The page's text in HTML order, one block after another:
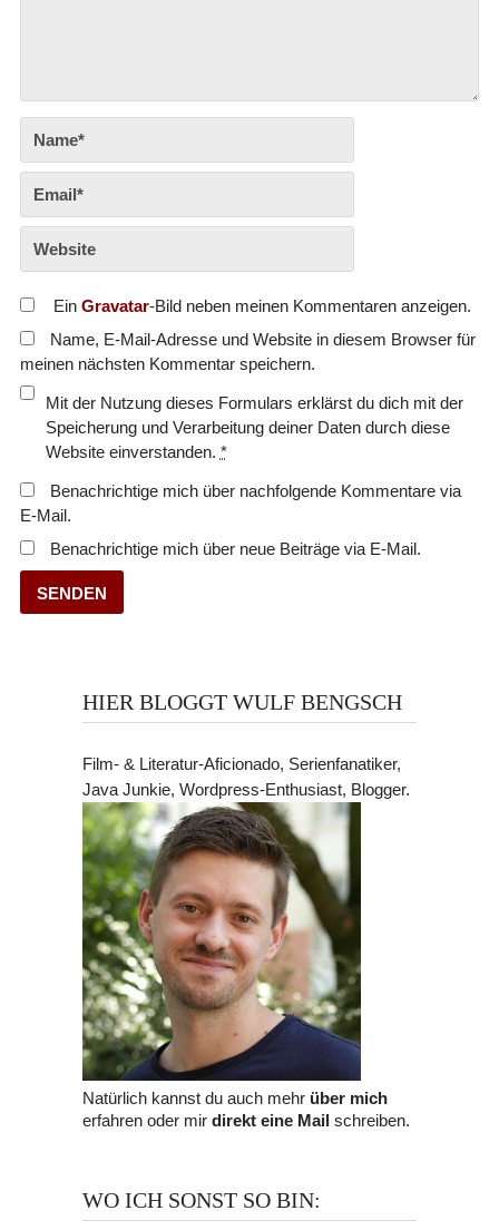
Ein Gravatar-Bild neben meinen Kommentaren anzeigen.
Name, E-Mail-Adresse und Website in diesem Browser für
meinen nächsten Kommentar speichern.
Mit der Nutzung dieses Formulars erklärst du dich mit der
Speicherung und Verarbeitung deiner Daten durch diese
Website einverstanden. *
Benachrichtige mich über nachfolgende Kommentare via
E-Mail.
Benachrichtige mich über neue Beiträge via E-Mail.
HIER BLOGGT WULF BENGSCH
Film- & Literatur-Aficionado, Serienfanatiker,
Java Junkie, Wordpress-Enthusiast, Blogger.
Natürlich kannst du auch mehr über mich
erfahren oder mir direkt eine Mailschreiben.
WO ICH SONST SO BIN: